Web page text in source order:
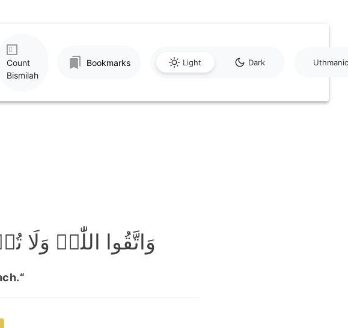
Count
Bismilah
Bookmarks Light Dark Uthmanic
وَاتَّقُوا اللّٰہَ وَلَا